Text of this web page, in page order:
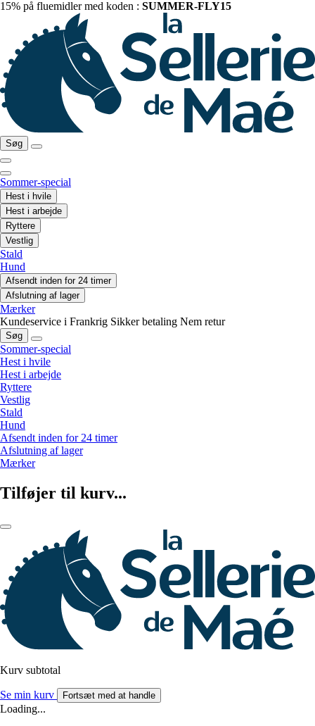
15% på fluemidler med koden : SUMMER-FLY15
Søg
Sommer-special
Hest i hvile
Hest i arbejde
Ryttere
Vestlig
Stald
Hund
Afsendt inden for 24 timer
Afslutning af lager
Mærker
Kundeservice i Frankrig Sikker betaling Nem retur
Søg
Sommer-special
Hest i hvile
Hest i arbejde
Ryttere
Vestlig
Stald
Hund
Afsendt inden for 24 timer
Afslutning af lager
Mærker
Tilføjer til kurv...
Kurv subtotal
Se min kurv Fortsæt med at handle
Loading...